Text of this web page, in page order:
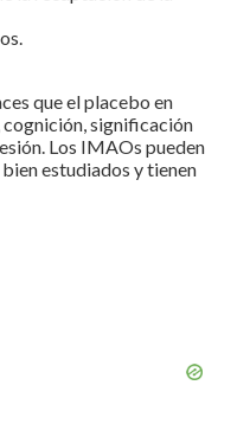
que el placebo en
significación
Los IMAOs pueden
estudiados y tienen